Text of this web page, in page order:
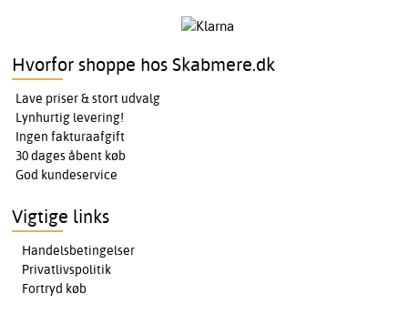
Hvorfor shoppe hos Skabmere.dk
Lave priser & stort udvalg
Lynhurtig levering!
Ingen fakturaafgift
30 dages åbent køb
God kundeservice
Vigtige links
Handelsbetingelser
Privatlivspolitik
Fortryd køb